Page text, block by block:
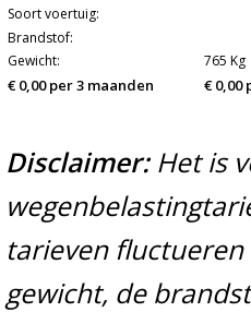
Soort voertuig:
Brandstof:
Gewicht:
765 Kg
€ 0,00 per 3 maanden € 0,00
Disclaimer:Het is
tarieven
gewicht, de